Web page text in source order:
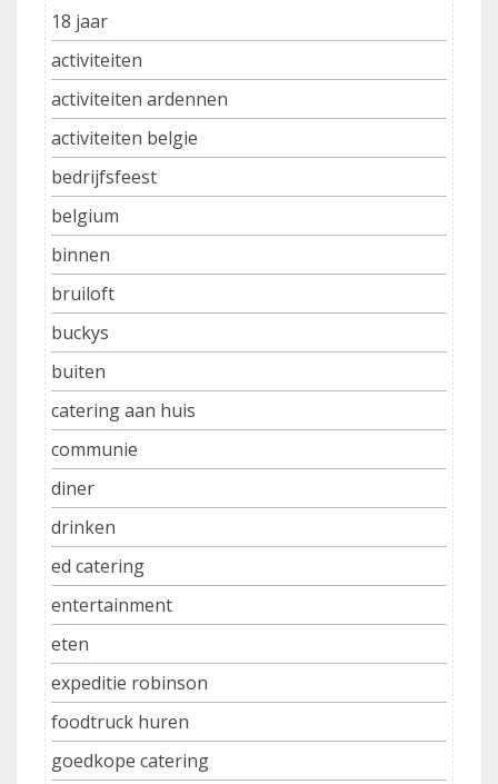
18 jaar
activiteiten
activiteiten ardennen
activiteiten belgie
bedrijfsfeest
belgium
binnen
bruiloft
buckys
buiten
catering aan huis
communie
diner
drinken
ed catering
entertainment
eten
expeditie robinson
foodtruck huren
goedkope catering